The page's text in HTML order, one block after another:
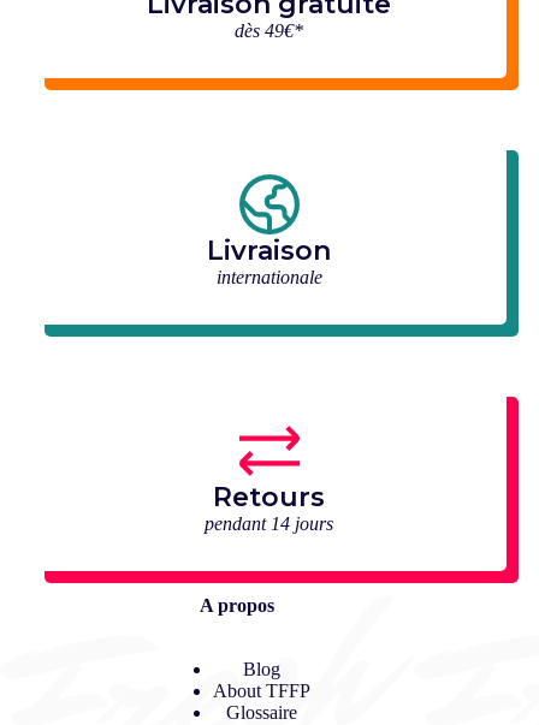
dès 49€*
Livraison
internationale
Retours
pendant 14 jours
A propos
Blog
About TFFP
Glossaire